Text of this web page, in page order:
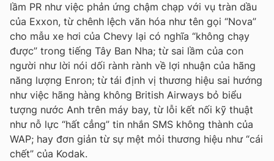
lầm PR như việc phản ứng chậm chạp với vụ tràn dầu
của Exxon, từ chênh lệch văn hóa như tên gọi “Nova”
cho mẫu xe hơi của Chevy lại có nghĩa “không chạy
được” trong tiếng Tây Ban Nha; từ sai lầm của con
người như lời nói dối rành rành về lợi nhuận của hãng
năng lượng Enron; từ tái định vị thương hiệu sai hướng
như việc hãng hàng không British Airways bỏ biểu
tượng nước Anh trên máy bay, từ lỗi kết nối kỹ thuật
như nỗ lực “hất cẳng” tin nhắn SMS không thành của
WAP; hay đơn giản từ sự mệt mỏi thương hiệu như “cái
chết” của Kodak.